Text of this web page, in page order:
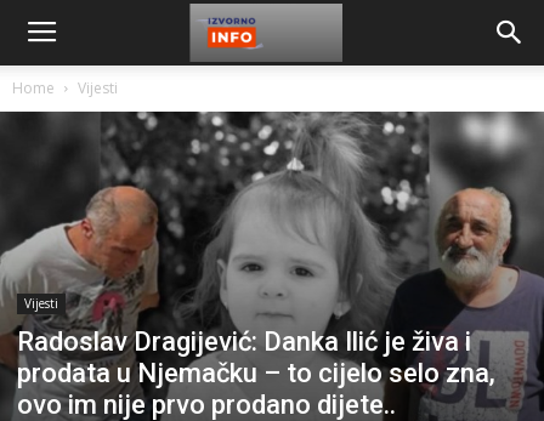
Home Vijesti
Vijesti
Radoslav Dragijević: Danka Ilić je živa i
prodata u Njemačku – to cijelo selo zna,
ovo im nije prvo prodano dijete..